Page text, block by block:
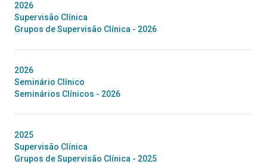
2026
Supervisão Clínica
Grupos de Supervisão Clínica - 2026
2026
Seminário Clínico
Seminários Clínicos - 2026
2025
Supervisão Clínica
Grupos de Supervisão Clínica - 2025